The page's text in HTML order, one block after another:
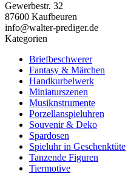
Gewerbestr. 32
87600 Kaufbeuren
info@walter-prediger.de
Kategorien
Briefbeschwerer
Fantasy & Märchen
Handkurbelwerk
Miniaturszenen
Musiknstrumente
Porzellanspieluhren
Souvenir & Deko
Spardosen
Spieluhr in Geschenktüte
Tanzende Figuren
Tiermotive